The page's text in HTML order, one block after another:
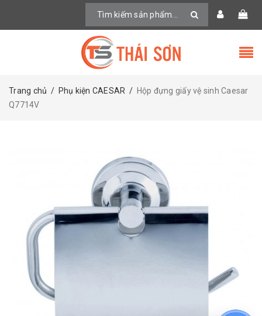
Trang chủ / Phụ kiện CAESAR / Hộp đựng giấy vệ sinh Caesar
Q7714V